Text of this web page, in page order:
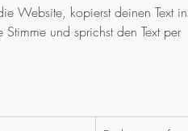
Website, kopierst deinen Text
und sprichst den Text per